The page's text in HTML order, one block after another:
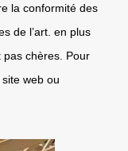
la conformité des
de l’art. en plus
pas chères. Pour
web ou